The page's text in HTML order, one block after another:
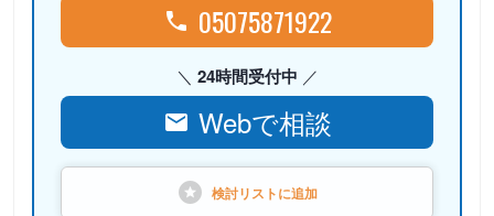
05075871922
24時間受付中
Webで相談
検討リストに追加